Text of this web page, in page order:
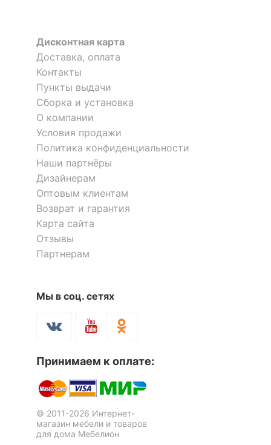
Дисконтная карта
Доставка, оплата
Контакты
Пункты выдачи
Сборка и установка
О компании
Условия продажи
Политика конфиденциальности
Наши партнёры
Дизайнерам
Оптовым клиентам
Возврат и гарантия
Карта сайта
Отзывы
Партнерам
Мы в соц. сетях
Принимаем к оплате:
© 2011-2026 Интернет-
магазин мебели и товаров
для дома Мебелион